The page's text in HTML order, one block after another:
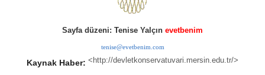
Sayfa düzeni: Tenise Yalçın evetbenim
tenise@evetbenim.com
Kaynak Haber: <http://devletkonservatuvari.mersin.edu.tr/>